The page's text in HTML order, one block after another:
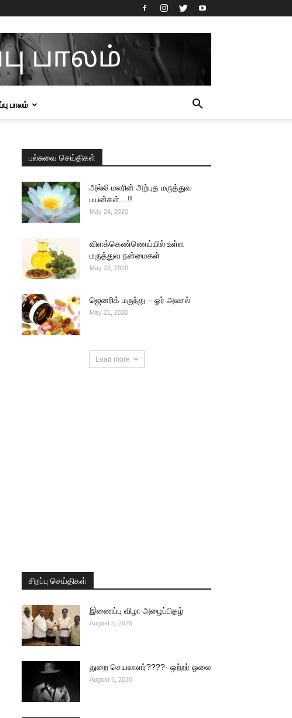
பாலம்
பல்சுவை செய்திகள்
அல்லி மலரின் அற்புத மருத்துவ
பயன்கள்…!!
May 24, 2020
விளக்கெண்ணெய்யில் உள்ள
மருத்துவ நன்மைகள்
May 23, 2020
ஜெனரிக் மருந்து – ஓர் அலசல்
May 21, 2020
Load more
சிறப்பு செய்திகள்
இணைப்பு விழா அழைப்பிதழ்
August 5, 2026
துறை செயலாளர்????- ஒற்றர் ஓலை
August 5, 2026